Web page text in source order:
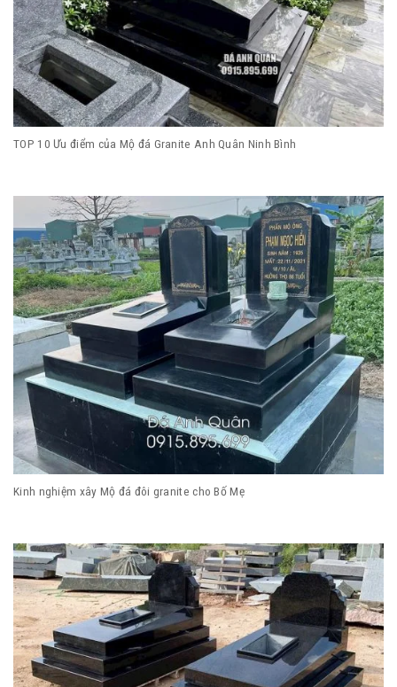
TOP 10 Ưu điểm của Mộ đá Granite Anh Quân Ninh Bình
Kinh nghiệm xây Mộ đá đôi granite cho Bố Mẹ